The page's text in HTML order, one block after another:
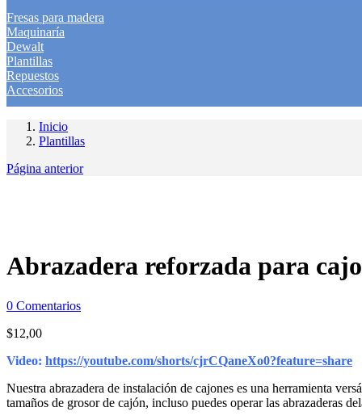
Fresas para madera
Maquinaría
Dewalt
Plantillas
Repuestos
Accesorios
Inicio
Plantillas
Página anterior
Abrazadera reforzada para
0 Comentarios
$12,00
Video: https://youtube.com/shorts/cjrCQaneXo0?feature=share
Nuestra abrazadera de instalación de cajones es una herramienta
tamaños de grosor de cajón, incluso puedes operar las abrazaderas